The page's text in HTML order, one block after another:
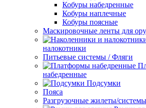
Кобуры набедренные
Кобуры наплечные
Кобуры поясные
Маскировочные ленты для
налокотники
Питьевые системы / Фляги
набедренные
Подсумки
Пояса
Разгрузочные жилеты/системы